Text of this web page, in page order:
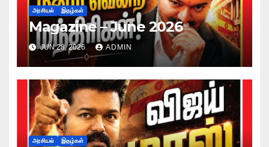
அரசியல் இதழ்கள்
Magazine – June 2026
JUN 28, 2026 ADMIN
அரசியல் இதழ்கள்